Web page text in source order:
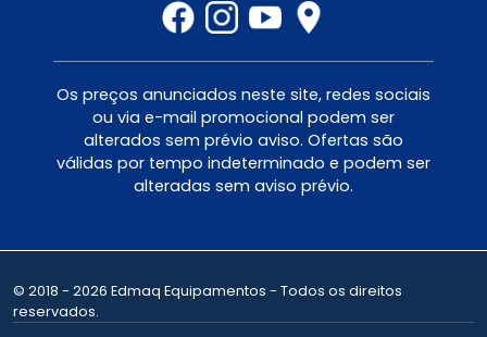
Os preços anunciados neste site, redes sociais
ou via e-mail promocional podem ser
alterados sem prévio aviso. Ofertas são
válidas por tempo indeterminado e podem ser
alteradas sem aviso prévio.
© 2018 - 2026 Edmaq Equipamentos - Todos os direitos
reservados.